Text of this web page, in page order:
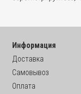
Информация
Доставка
Самовывоз
Оплата